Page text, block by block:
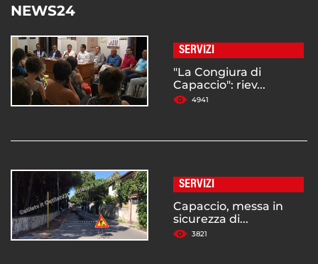
NEWS24
SERVIZI
"La Congiura di
Capaccio": riev...
4941
SERVIZI
Capaccio, messa in
sicurezza di...
3821